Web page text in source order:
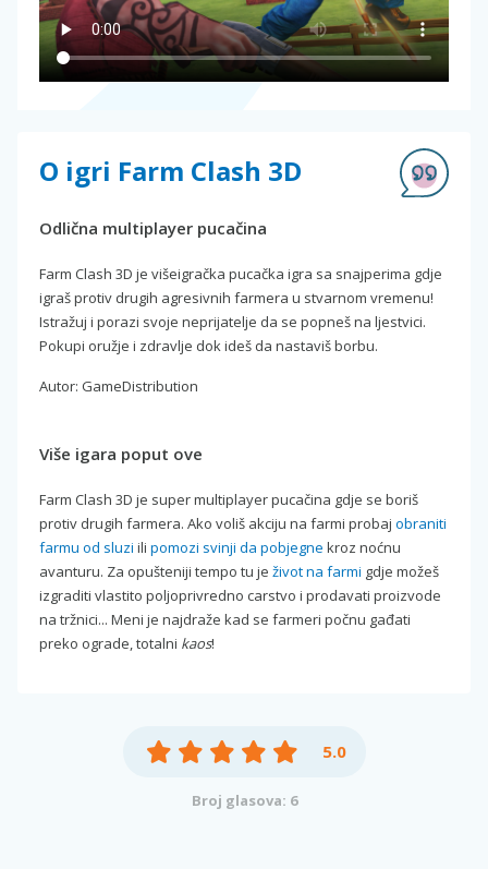
O igri Farm Clash 3D
Odlična multiplayer pucačina
Farm Clash 3D je višeigrаčka pucačka igra sa snajperima gdje
igraš protiv drugih agresivnih farmera u stvarnom vremenu!
Istražuj i porazi svoje neprijatelje da se popneš na ljestvici.
Pokupi oružje i zdravlje dok ideš da nastaviš borbu.
Autor: GameDistribution
Više igara poput ove
Farm Clash 3D je super multiplayer pucačina gdje se boriš
protiv drugih farmera. Ako voliš akciju na farmi probaj obraniti
farmu od sluzi ili pomozi svinji da pobjegne kroz noćnu
avanturu. Za opušteniji tempo tu je život na farmi gdje možeš
izgraditi vlastito poljoprivredno carstvo i prodavati proizvode
na tržnici... Meni je najdraže kad se farmeri počnu gađati
preko ograde, totalni kaos!
5.0
Broj glasova: 6